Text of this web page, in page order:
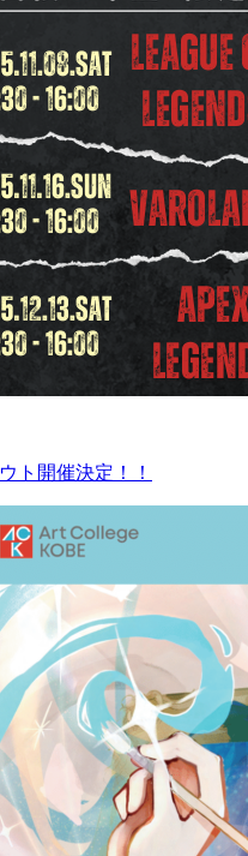
ト開催決定！！